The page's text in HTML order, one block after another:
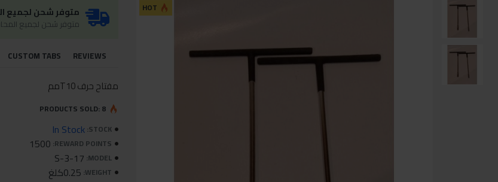
HOT متوفر شحن لجميع
متوفر شحن لجميع
REVIEWS
CUSTOM TABS
مفتاح حرف T10مم
STOCK:
In Stock
REWARD POINTS:
1500
MODEL:
S-3-17
WEIGHT: 0.25كلغ
PRODUCTS SOLD: 8